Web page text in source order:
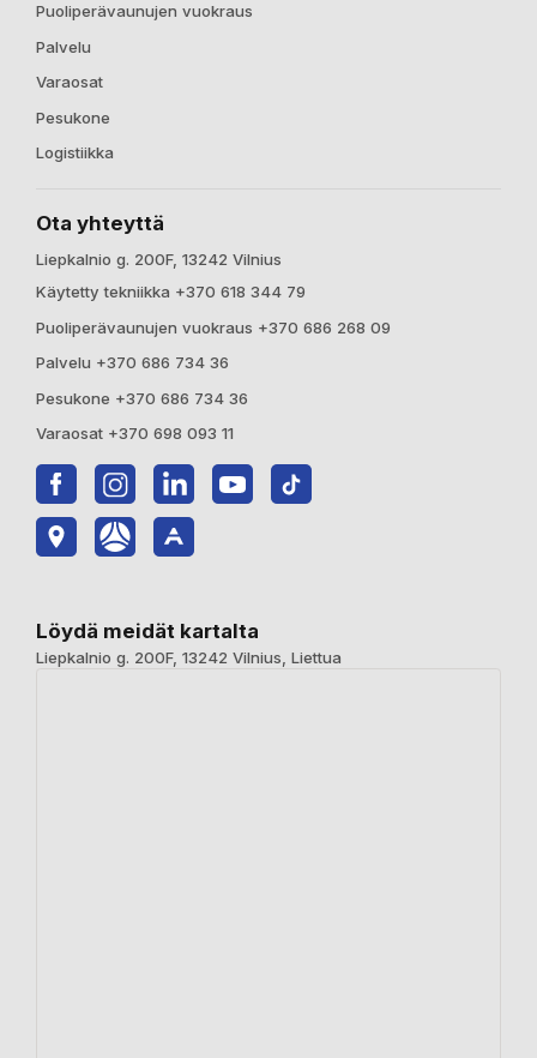
Puoliperävaunujen vuokraus
Palvelu
Varaosat
Pesukone
Logistiikka
Ota yhteyttä
Liepkalnio g. 200F, 13242 Vilnius
Käytetty tekniikka +370 618 344 79
Puoliperävaunujen vuokraus +370 686 268 09
Palvelu +370 686 734 36
Pesukone +370 686 734 36
Varaosat +370 698 093 11
Löydä meidät kartalta
Liepkalnio g. 200F, 13242 Vilnius, Liettua